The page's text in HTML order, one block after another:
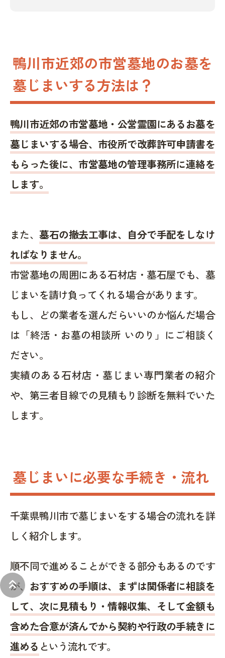
keyboard_double_arrow_up
鴨川市近郊の市営墓地のお墓を
墓じまいする方法は？
鴨川市近郊の市営墓地・公営霊園にあるお墓を
墓じまいする場合、市役所で改葬許可申請書を
もらった後に、市営墓地の管理事務所に連絡を
します。
また、墓石の撤去工事は、自分で手配をしなけ
ればなりません。
市営墓地の周囲にある石材店・墓石屋でも、墓
じまいを請け負ってくれる場合があります。
もし、どの業者を選んだらいいのか悩んだ場合
は「終活・お墓の相談所 いのり」にご相談く
ださい。
実績のある石材店・墓じまい専門業者の紹介
や、第三者目線での見積もり診断を無料でいた
します。
墓じまいに必要な手続き・流れ
千葉県鴨川市で墓じまいをする場合の流れを詳
しく紹介します。
順不同で進めることができる部分もあるのです
が、 おすすめの手順は、まずは関係者に相談を
して、次に見積もり・情報収集、そして金額も
含めた合意が済んでから契約や行政の手続きに
進める という流れです。